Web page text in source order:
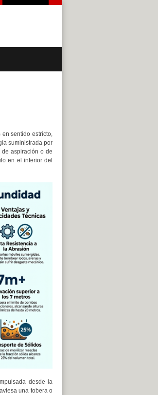
sentido estricto,
suministrada por
aspiración o de
en el interior del
desde la
una tobera o